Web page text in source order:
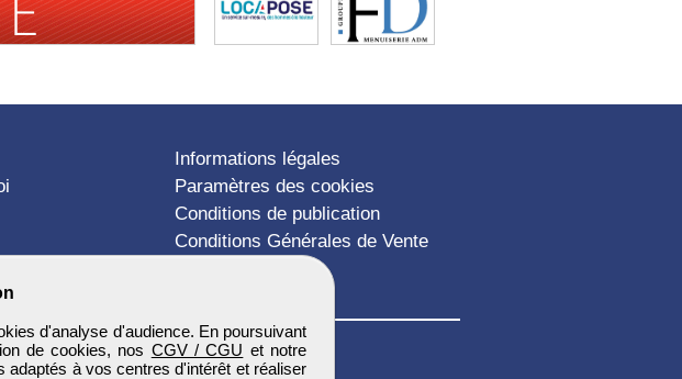
d'analyse d'audience. En poursuivant
de cookies, nos CGV / CGU et notre
à vos centres d'intérêt et réaliser
Informations légales
Paramètres des cookies
Conditions de publication
Conditions Générales de Vente